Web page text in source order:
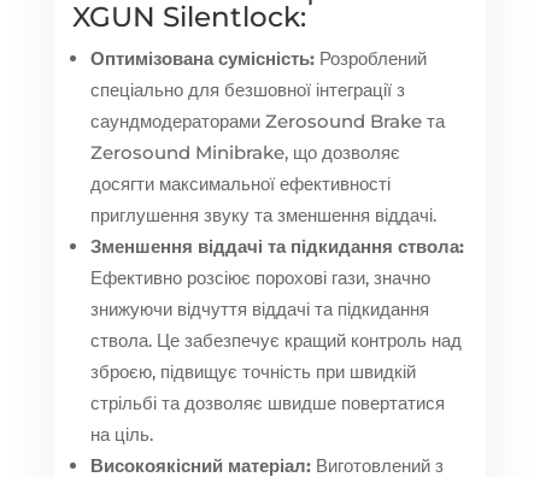
XGUN Silentlock:
Оптимізована сумісність:Розроблений
спеціально для безшовної інтеграції з
саундмодераторами Zerosound Brake та
Zerosound Minibrake, що дозволяє
досягти максимальної ефективності
приглушення звуку та зменшення віддачі.
Зменшення віддачі та підкидання ствола:
Ефективно розсіює порохові гази, значно
знижуючи відчуття віддачі та підкидання
ствола. Це забезпечує кращий контроль над
зброєю, підвищує точність при швидкій
стрільбі та дозволяє швидше повертатися
на ціль.
Високоякісний матеріал:Виготовлений з